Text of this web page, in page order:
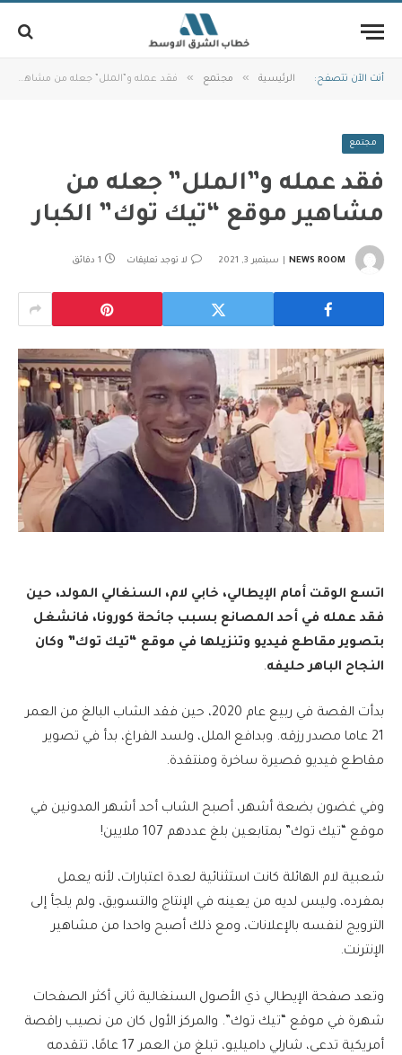
أنت الآن تتصفح: الرئيسية » مجتمع » فقد عمله و”الملل” جعله من مشاهير موقع “تيك توك” الكبار
مجتمع
فقد عمله و”الملل” جعله من
مشاهير موقع “تيك توك” الكبار
NEWS ROOM سبتمبر 3, 2021 لا توجد تعليقات 1 دقائق
اتسع الوقت أمام الإيطالي، خابي لام، السنغالي المولد، حين
فقد عمله في أحد المصانع بسبب جائحة كورونا، فانشغل
بتصوير مقاطع فيديو وتنزيلها في موقع “تيك توك” وكان
النجاح الباهر حليفه.
بدأت القصة في ربيع عام 2020، حين فقد الشاب البالغ من العمر
21 عاما مصدر رزقه. وبدافع الملل، ولسد الفراغ، بدأ في تصوير
مقاطع فيديو قصيرة ساخرة ومنتقدة.
وفي غضون بضعة أشهر، أصبح الشاب أحد أشهر المدونين في
موقع “تيك توك” بمتابعين بلغ عددهم 107 ملايين!
شعبية لام الهائلة كانت استثنائية لعدة اعتبارات، لأنه يعمل
بمفرده، وليس لديه من يعينه في الإنتاج والتسويق، ولم يلجأ إلى
الترويج لنفسه بالإعلانات، ومع ذلك أصبح واحدا من مشاهير
الإنترنت.
وتعد صفحة الإيطالي ذي الأصول السنغالية ثاني أكثر الصفحات
شهرة في موقع “تيك توك”. والمركز الأول كان من نصيب راقصة
أمريكية تدعى، شارلي داميليو، تبلغ من العمر 17 عامًا، تتقدمه